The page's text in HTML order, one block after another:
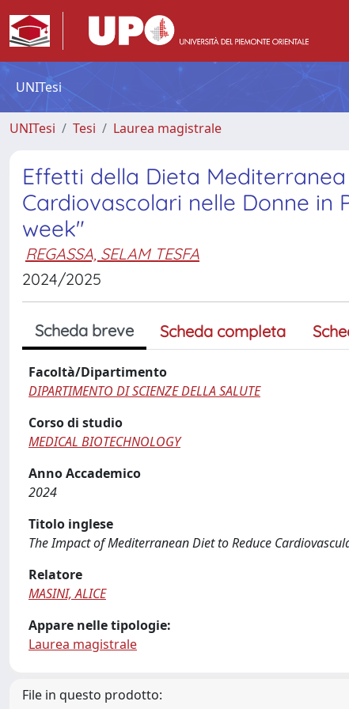
UNITesi
UNITesi Tesi Laurea magistrale
Effetti della Dieta
Cardiovascolari nelle Donne in
week"
REGASSA, SELAM TESFA
2024/2025
Scheda breve Scheda completa
Facoltà/Dipartimento
DIPARTIMENTO DI SCIENZE DELLA SALUTE
Corso di studio
MEDICAL BIOTECHNOLOGY
Anno Accademico
2024
Titolo inglese
The Impact of Mediterranean Diet to Reduce
Relatore
MASINI, ALICE
Appare nelle tipologie:
Laurea magistrale
File in questo prodotto: